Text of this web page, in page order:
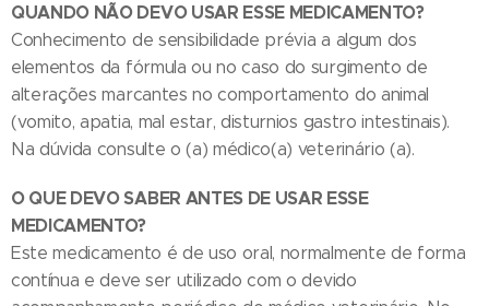
QUANDO NÃO DEVO USAR ESSE MEDICAMENTO?
Conhecimento de sensibilidade prévia a algum dos
elementos da fórmula ou no caso do surgimento de
alterações marcantes no comportamento do animal
(vomito, apatia, mal estar, disturnios gastro intestinais).
Na dúvida consulte o (a) médico(a) veterinário (a).
O QUE DEVO SABER ANTES DE USAR ESSE
MEDICAMENTO?
Este medicamento é de uso oral, normalmente de forma
contínua e deve ser utilizado com o devido